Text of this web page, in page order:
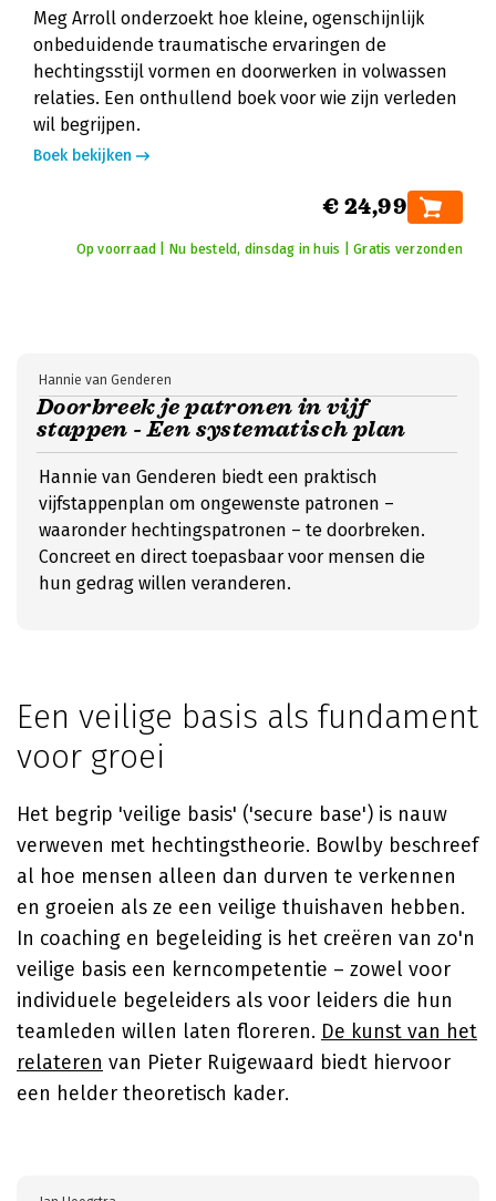
Meg Arroll onderzoekt hoe kleine, ogenschijnlijk
onbeduidende traumatische ervaringen de
hechtingsstijl vormen en doorwerken in volwassen
relaties. Een onthullend boek voor wie zijn verleden
wil begrijpen.
Boek bekijken
€ 24,99
Op voorraad | Nu besteld, dinsdag in huis | Gratis verzonden
Doorbreek je patronen in vijf
stappen - Een systematisch plan
Hannie van Genderen
Hannie van Genderen biedt een praktisch
vijfstappenplan om ongewenste patronen –
waaronder hechtingspatronen – te doorbreken.
Concreet en direct toepasbaar voor mensen die
hun gedrag willen veranderen.
Een veilige basis als fundament
voor groei
Het begrip 'veilige basis' ('secure base') is nauw
verweven met hechtingstheorie. Bowlby beschreef
al hoe mensen alleen dan durven te verkennen
en groeien als ze een veilige thuishaven hebben.
In coaching en begeleiding is het creëren van zo'n
veilige basis een kerncompetentie – zowel voor
individuele begeleiders als voor leiders die hun
teamleden willen laten floreren. De kunst van het
relateren van Pieter Ruigewaard biedt hiervoor
een helder theoretisch kader.